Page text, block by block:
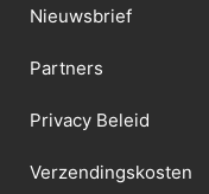
Nieuwsbrief
Partners
Privacy Beleid
Verzendingskosten